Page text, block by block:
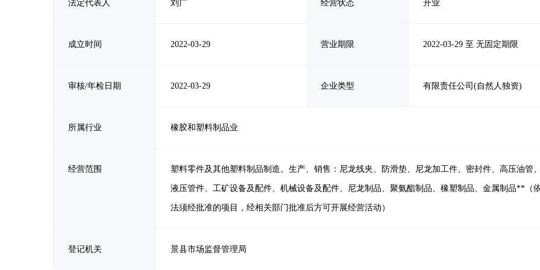
法定代表人 刘广 经营状态 开业
成立时间 2022-03-29 营业期限 2022-03-29 至 无固定期限
审核/年检日期 2022-03-29 企业类型 有限责任公司(自然人独资)
所属行业 橡胶和塑料制品业
经营范围 塑料零件及其他塑料制品制造。生产、销售：尼龙线夹、防滑垫、尼龙加工件、密封件、高压油管
液压管件、工矿设备及配件、机械设备及配件、尼龙制品、聚氨酯制品、橡塑制品、金属制品**（
法须经批准的项目，经相关部门批准后方可开展经营活动）
登记机关 景县市场监督管理局